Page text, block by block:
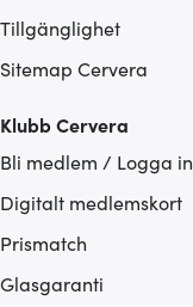
Tillgänglighet
Sitemap Cervera
Klubb Cervera
Bli medlem / Logga in
Digitalt medlemskort
Prismatch
Glasgaranti